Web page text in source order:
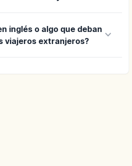
inglés o algo que deban
viajeros extranjeros?
keyboard_arrow_down